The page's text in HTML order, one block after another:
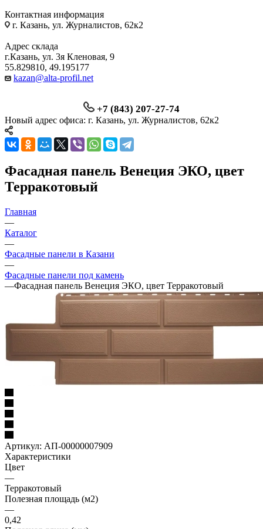
Контактная информация
г. Казань, ул. Журналистов, 62к2
Адрес склада
г.Казань, ул. 3я Кленовая, 9
55.829810, 49.195177
kazan@alta-profil.net
+7 (843) 207-27-74
Новый адрес офиса: г. Казань, ул. Журналистов, 62к2
Фасадная панель Венеция ЭКО, цвет
Терракотовый
Главная
—
Каталог
—
Фасадные панели в Казани
—
Фасадные панели под камень
—Фасадная панель Венеция ЭКО, цвет Терракотовый
Артикул: АП-00000007909
Характеристики
Цвет
—
Терракотовый
Полезная площадь (м2)
—
0,42